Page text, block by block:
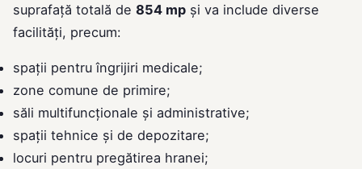
suprafață totală de 854 mp și va include diverse
facilități, precum:
spații pentru îngrijiri medicale;
zone comune de primire;
săli multifuncționale și administrative;
spații tehnice și de depozitare;
locuri pentru pregătirea hranei;